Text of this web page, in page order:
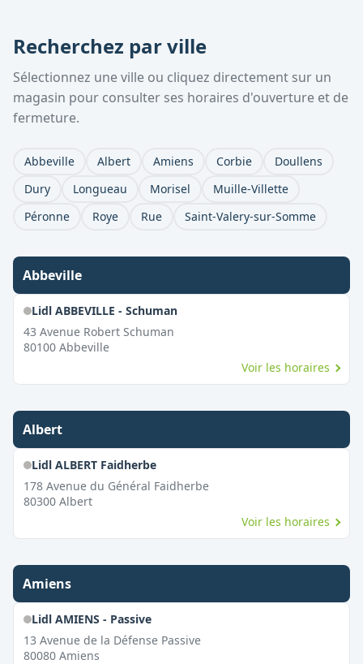
Recherchez par ville
Sélectionnez une ville ou cliquez directement sur un
magasin pour consulter ses horaires d'ouverture et de
fermeture.
Abbeville Albert Amiens Corbie
Doullens
Dury
Longueau Morisel
Muille-Villette
Péronne
Roye Rue Saint-Valery-sur-Somme
Abbeville
Lidl ABBEVILLE - Schuman
43 Avenue Robert Schuman
80100 Abbeville
Voir les horaires
Albert
Lidl ALBERT Faidherbe
178 Avenue du Général Faidherbe
80300 Albert
Voir les horaires
Amiens
Lidl AMIENS - Passive
13 Avenue de la Défense Passive
80080 Amiens